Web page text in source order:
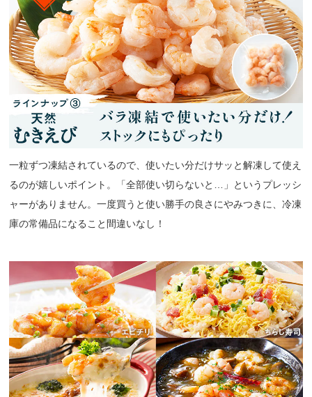
一粒ずつ凍結されているので、使いたい分だけサッと解凍して使え
るのが嬉しいポイント。「全部使い切らないと…」というプレッシ
ャーがありません。一度買うと使い勝手の良さにやみつきに、冷凍
庫の常備品になること間違いなし！